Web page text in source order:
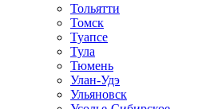
Тольятти
Томск
Туапсе
Тула
Тюмень
Улан-Удэ
Ульяновск